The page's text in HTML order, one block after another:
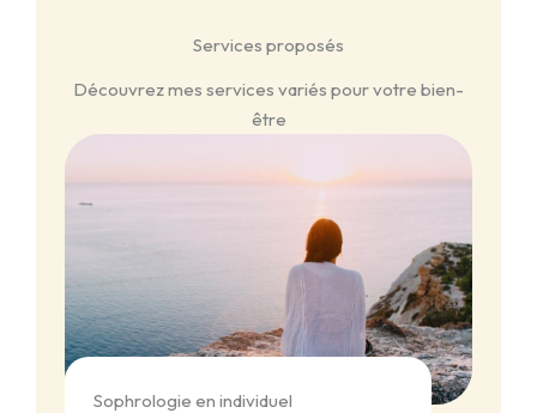
Services proposés
Découvrez mes services variés pour votre bien-
être
Sophrologie en individuel